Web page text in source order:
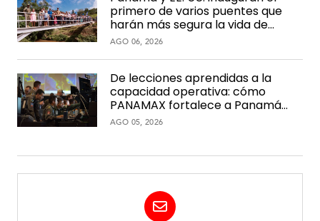
primero de varios puentes que
harán más segura la vida de
comunidades rurales
AGO 06, 2026
De lecciones aprendidas a la
capacidad operativa: cómo
PANAMAX fortalece a Panamá
con el paso del tiempo
AGO 05, 2026